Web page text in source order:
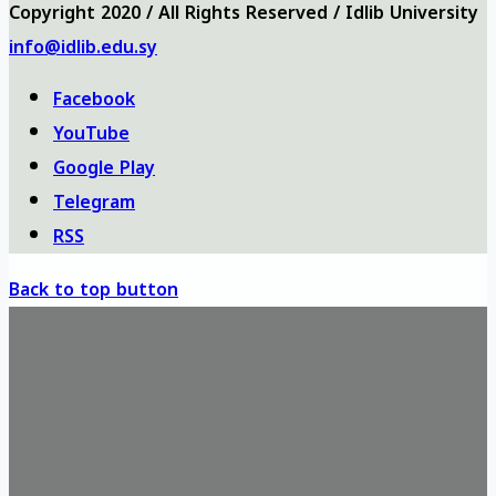
Copyright 2020 / All Rights Reserved / Idlib University
info@idlib.edu.sy
Facebook
YouTube
Google Play
Telegram
RSS
Back to top button